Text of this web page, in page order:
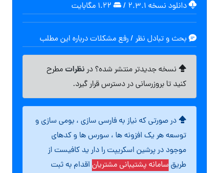
دانلود نسخه ۲.۳.۱ /
بحث و تبادل نظر / رفع مشکلات درباره این مطلب
نسخه جدیدتر منتشر شده؟ درنظراتمطرح
کنید تا بروزرسانی در دسترس قرار گیرد.
در صورتی که نیاز به فارسی سازی ، بومی سازی و
توسعه هر یک افزونه ها ، سورس ها و کدهای
موجود در پرشین اسکریپت را دار ید کافیست از
طریقسامانه پشتیبانی مشتریان اقدام به ثبت